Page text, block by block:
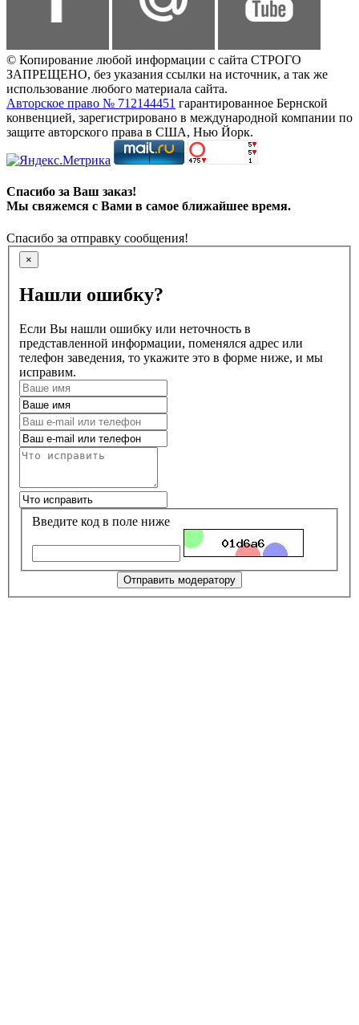
© Копирование любой информации с сайта СТРОГО
ЗАПРЕЩЕНО, без указания ссылки на источник, а так же
использование любого материала сайта.
Авторское право № 712144451 гарантированное Бернской
конвенцией, зарегистрировано в международной компании по
защите авторского права в США, Нью Йорк.
Спасибо за Ваш заказ!
Мы свяжемся с Вами в самое ближайшее время.
Спасибо за отправку сообщения!
×
Нашли ошибку?
Если Вы нашли ошибку или неточность в
представленной информации, поменялся адрес или
телефон заведения, то укажите это в форме ниже, и мы
исправим.
Введите код в поле ниже
Отправить модератору